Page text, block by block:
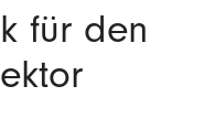
für den